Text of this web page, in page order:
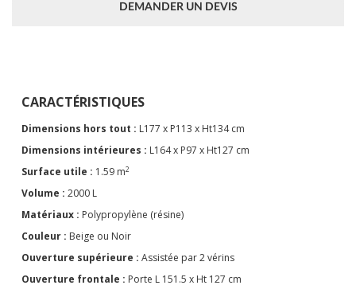
DEMANDER UN DEVIS
CARACTÉRISTIQUES
Dimensions hors tout : L177 x P113 x Ht134 cm
Dimensions intérieures : L164 x P97 x Ht127 cm
Surface utile : 1.59 m2
Volume : 2000 L
Matériaux : Polypropylène (résine)
Couleur : Beige ou Noir
Ouverture supérieure : Assistée par 2 vérins
Ouverture frontale : Porte L 151.5 x Ht 127 cm